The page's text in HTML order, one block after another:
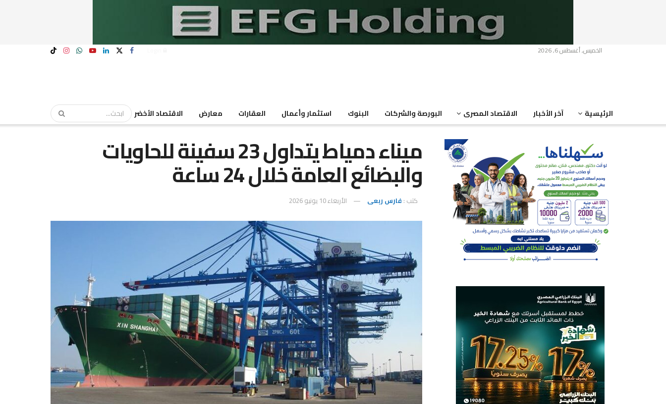
الخميس, أغسطس 6, 2026
الرئيسية آخر الأخبار الاقتصاد المصرى البورصة والشركات البنوك استثمار وأعمال العقارات معارض الاقتصاد الأخضر
ميناء دمياط يتداول 23 سفينة للحاويات
والبضائع العامة خلال 24 ساعة
كتب : فارس ربعى الأربعاء 10 يونيو 2026